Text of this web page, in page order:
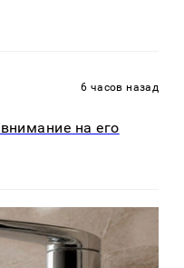
6 часов назад
на его